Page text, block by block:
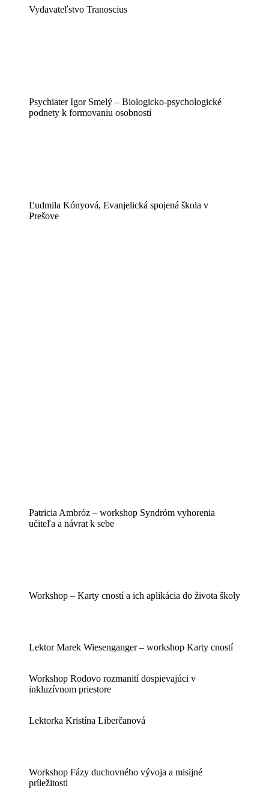
Vydavateľstvo Tranoscius
Psychiater Igor Smelý – Biologicko-psychologické
podnety k formovaniu osobnosti
Ľudmila Kónyová, Evanjelická spojená škola v
Prešove
Patricia Ambróz – workshop Syndróm vyhorenia
učiteľa a návrat k sebe
Workshop – Karty cností a ich aplikácia do života školy
Lektor Marek Wiesenganger – workshop Karty cností
Workshop Rodovo rozmanití dospievajúci v
inkluzívnom priestore
Lektorka Kristína Liberčanová
Workshop Fázy duchovného vývoja a misijné
príležitosti